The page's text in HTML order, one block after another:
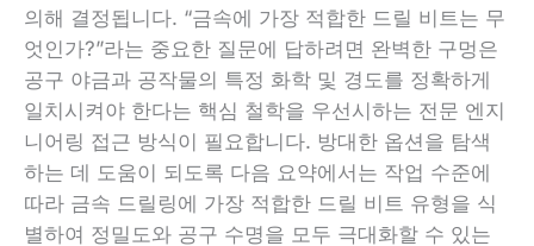
의해 결정됩니다. “금속에 가장 적합한 드릴 비트는 무
엇인가?”라는 중요한 질문에 답하려면 완벽한 구멍은
공구 야금과 공작물의 특정 화학 및 경도를 정확하게
일치시켜야 한다는 핵심 철학을 우선시하는 전문 엔지
니어링 접근 방식이 필요합니다. 방대한 옵션을 탐색
하는 데 도움이 되도록 다음 요약에서는 작업 수준에
따라 금속 드릴링에 가장 적합한 드릴 비트 유형을 식
별하여 정밀도와 공구 수명을 모두 극대화할 수 있는